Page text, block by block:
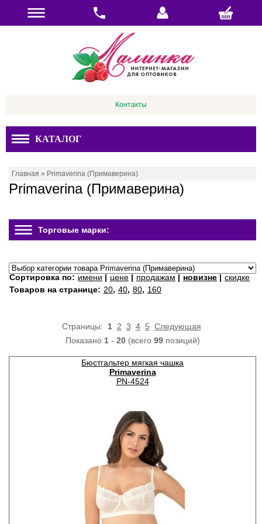
Контакты
КАТАЛОГ
Главная » Primaverina (Примаверина)
Primaverina (Примаверина)
Торговые марки:
Сортировка по: имени | цене | продажам | новизне | скидке
Товаров на странице: 20, 40, 80, 160
Страницы: 1 2 3 4 5 Следующая
Показано 1- 20(всего 99позиций)
Бюстгальтер мягкая чашка
Primaverina
PN-4524